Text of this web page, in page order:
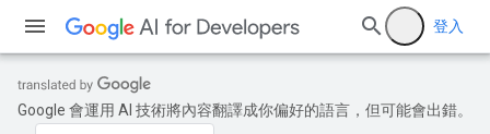
登入
Google 會運用 AI 技術將內容翻譯成你偏好的語言，但可能會出錯。